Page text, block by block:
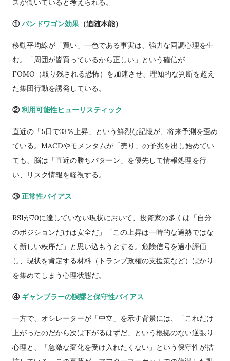
スが働いていると考えられる。
①バンドワゴン効果 （追随本能）
移動平均線が「買い」一色である事実は、強力な同調心理を生
む。「周囲が皆買っているから正しい」という確信が
FOMO（取り残される恐怖）を加速させ、理知的な判断を超え
た集団行動を誘発している。
②利用可能性ヒューリスティック
直近の「5日で33％上昇」という鮮烈な記憶が、将来予測を歪め
ている。MACDやモメンタムが「売り」の予兆を出し始めてい
ても、脳は「直近の勝ちパターン」を優先して情報処理を行
い、リスク情報を軽視する。
③正常性バイアス
RSIが70に達していない現状において、投資家の多くは「自分
のポジションだけは安全だ」「この上昇は一時的な過熱ではな
く新しい秩序だ」と思い込もうとする。危険信号を過小評価
し、現状を肯定する材料（トランプ政権の支援策など）ばかり
を集めてしまう心理状態だ。
④ ギャンブラーの誤謬と保守性バイアス
一方で、オシレーターが「中立」を示す背景には、「これだけ
上がったのだから次は下がるはずだ」という根拠のない逆張り
心理と、「急激な変化を受け入れたくない」という保守性が拮